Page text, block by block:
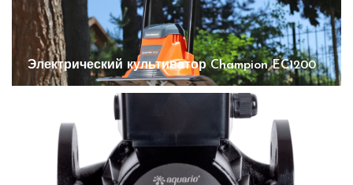
Электрический культиватор Champion EC1200